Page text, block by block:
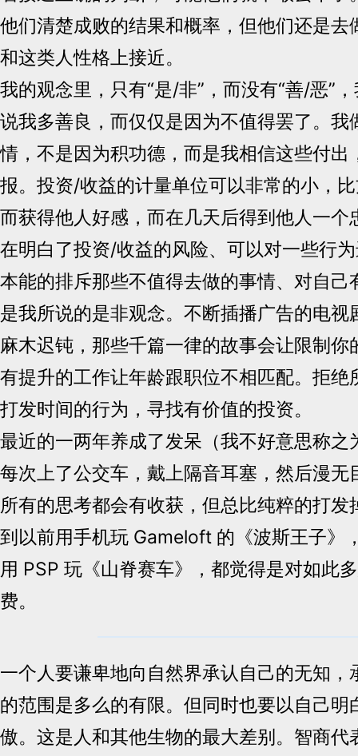
他们清楚成败的结果和概率，但他们还是去
和这类人性格上接近。
我的观念里，只有“是/非”，而没有“善/恶”
说我多善良，而仅仅是因为不值得罢了。我
情，不是因为积功德，而是我相信这些付出
报。投资/收益的计量单位可以非常的小，
而获得他人好感，而在几天后得到他人一
在明白了投资/收益的风险、可以对一些行
本能的排斥那些不值得去做的事情、对自己
是我所说的是非观念。不断插播广告的电视
麻木迟钝，那些千篇一律的故事会让限制你
有提升的工作让年龄跟职位不相匹配。拒绝
打发时间的行为，寻找有价值的投资。
最近的一两年养成了发呆（我不好意思称之
每次上了公交车，戴上隔音耳塞，然后漫无
所有的思考都会有收获，但总比纯粹的打发
到以前用手机玩 Gameloft 的《波斯王子》
用 PSP 玩《山脊赛车》，都觉得是对如此
费。
一个人要谦卑地向自然界承认自己的无知，
的范围是多么的有限。但同时也要以自己明
傲。这是人和其他生物的最大差别。智商代